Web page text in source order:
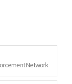
Network